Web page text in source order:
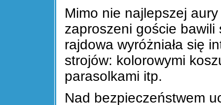
Mimo nie najlepszej
zaproszeni goście
rajdowa wyróżniała się
strojów: kolorowymi
parasolkami itp.
Nad bezpieczeństwem